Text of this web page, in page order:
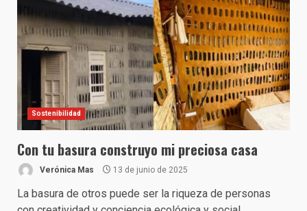
Sostenibilidad
Con tu basura construyo mi preciosa casa
Verónica Mas 13 de junio de 2025
La basura de otros puede ser la riqueza de personas